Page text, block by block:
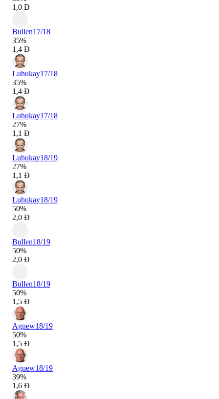
1,0 Đ
Bullen17/18
35%
1,4 Đ
Luhukay17/18
35%
1,4 Đ
Luhukay17/18
27%
1,1 Đ
Luhukay18/19
27%
1,1 Đ
Luhukay18/19
50%
2,0 Đ
Bullen18/19
50%
2,0 Đ
Bullen18/19
50%
1,5 Đ
Agnew18/19
50%
1,5 Đ
Agnew18/19
39%
1,6 Đ